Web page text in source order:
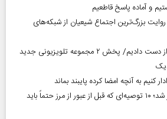
و آماده پاسخ قاطعیم
صدا؛ روایت بزرگ‌ترین اجتماع شیعیان از شبکه‌های
هنرمند منحصر‌به‌فردی را از دست دادیم/ پخش ۲ مجموعه تلویزیونی جدید
کنیم به آنچه امضا کرده پایبند بماند
بازگشت زائران اربعین آغاز شد؛ ۱۰ توصیه‌ای که قبل از عبور از مرز حتماً باید